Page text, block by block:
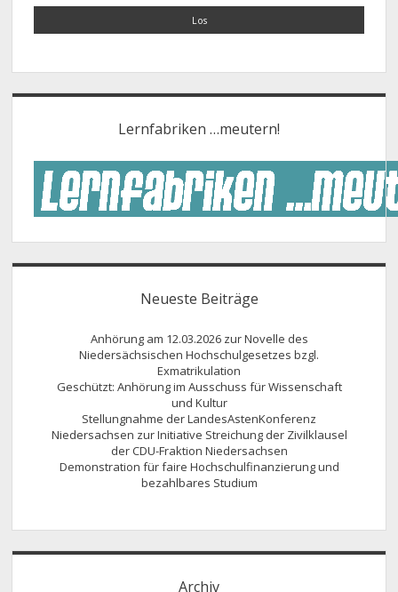
Lernfabriken …meutern!
Neueste Beiträge
Anhörung am 12.03.2026 zur Novelle des
Niedersächsischen Hochschulgesetzes bzgl.
Exmatrikulation
Geschützt: Anhörung im Ausschuss für Wissenschaft
und Kultur
Stellungnahme der LandesAstenKonferenz
Niedersachsen zur Initiative Streichung der Zivilklausel
der CDU-Fraktion Niedersachsen
Demonstration für faire Hochschulfinanzierung und
bezahlbares Studium
Archiv